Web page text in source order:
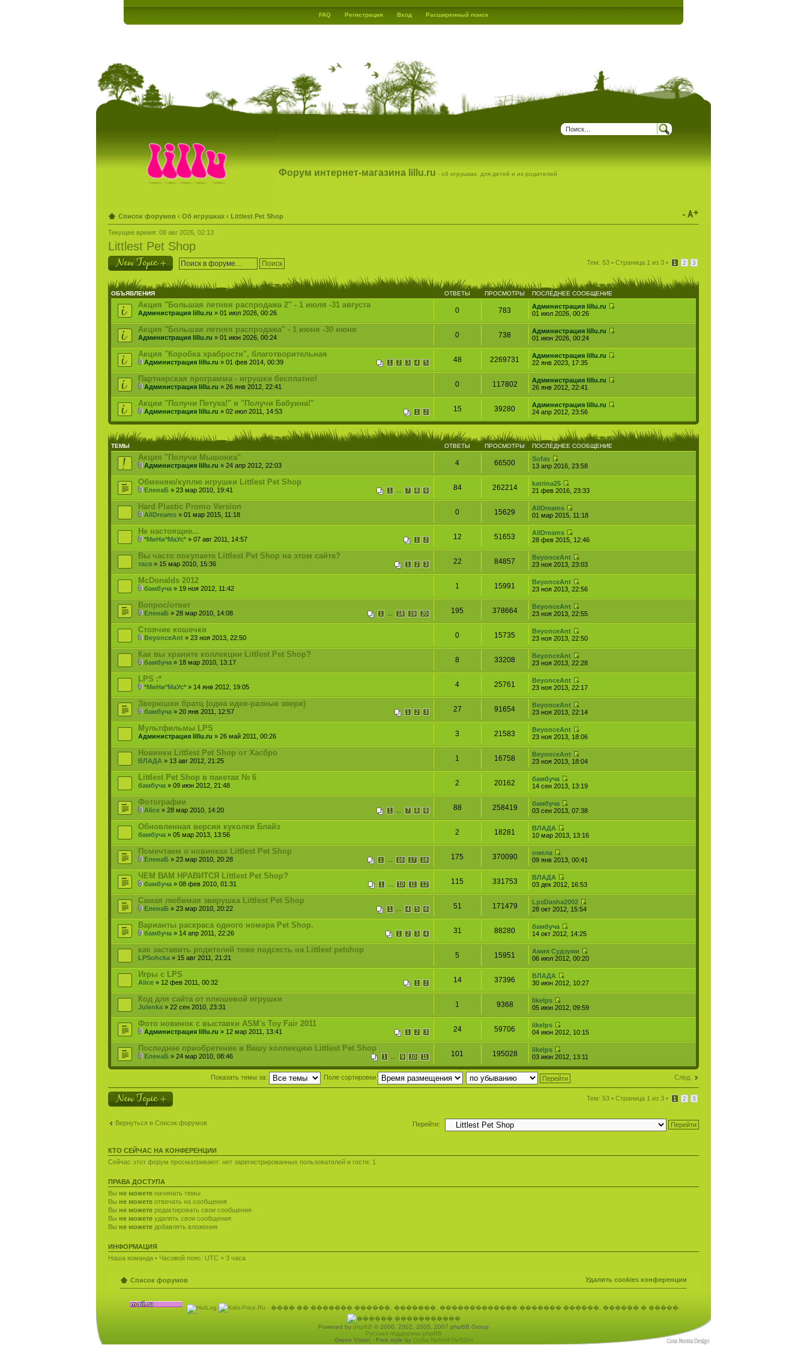
FAQ Регистрация Вход Расширенный поиск
Форум интернет-магазина lillu.ru - об игрушках, для детей и их родителей
Список форумов ‹ Об игрушках ‹ Littlest Pet Shop
Текущее время: 08 авг 2026, 02:13
Littlest Pet Shop
Новая тема Тем: 53 • Страница 1 из 3 • 1 2 3
ОБЪЯВЛЕНИЯ ОТВЕТЫ ПРОСМОТРЫ ПОСЛЕДНЕЕ СООБЩЕНИЕ
Акция "Большая летняя распродажа 2" - 1 июля -31 августа
Администрация lillu.ru » 01 июл 2026, 00:26 0 783
Администрация lillu.ru
01 июл 2026, 00:26
Акция "Большая летняя распродажа" - 1 июня -30 июня
Администрация lillu.ru » 01 июн 2026, 00:24 0 738
Администрация lillu.ru
01 июн 2026, 00:24
Акция "Коробка храбрости", благотворительная
1 2 3 4 5
Администрация lillu.ru » 01 фев 2014, 00:39 48 2269731
Администрация lillu.ru
22 янв 2023, 17:35
Партнерская программа - игрушки бесплатно!
Администрация lillu.ru » 26 янв 2012, 22:41 0 117802
Администрация lillu.ru
26 янв 2012, 22:41
Акции "Получи Петуха!" и "Получи Бабуина!"
1 2
Администрация lillu.ru » 02 июл 2011, 14:53 15 39280
Администрация lillu.ru
24 апр 2012, 23:56
ТЕМЫ ОТВЕТЫ ПРОСМОТРЫ ПОСЛЕДНЕЕ СООБЩЕНИЕ
Акция "Получи Мышонка"
Администрация lillu.ru » 24 апр 2012, 22:03 4 66500
Sofav
13 апр 2016, 23:58
Обменяю/куплю игрушки Littlest Pet Shop
1 7 8 9
ЕленаБ » 23 мар 2010, 19:41 84 262214
katrina25
21 фев 2016, 23:33
Hard Plastic Promo Version
AllDreams » 01 мар 2015, 11:18 0 15629
AllDreams
01 мар 2015, 11:18
Не настоящие...
1 2
*МиНи*МаУс* » 07 авг 2011, 14:57 12 51653
AllDreams
28 фев 2015, 12:46
Вы часто покупаете Littlest Pet Shop на этом сайте?
1 2 3
тася » 15 мар 2010, 15:36 22 84857
BeyonceAnt
23 ноя 2013, 23:03
McDonalds 2012
бамбуча » 19 ноя 2012, 11:42 1 15991
BeyonceAnt
23 ноя 2013, 22:56
Вопрос/ответ
1 18 19 20
ЕленаБ » 28 мар 2010, 14:08 195 378664
BeyonceAnt
23 ноя 2013, 22:55
Стоячие кошечки
BeyonceAnt » 23 ноя 2013, 22:50 0 15735
BeyonceAnt
23 ноя 2013, 22:50
Как вы храните коллекции Littlest Pet Shop?
бамбуча » 18 мар 2010, 13:17 8 33208
BeyonceAnt
23 ноя 2013, 22:28
LPS :*
*МиНи*МаУс* » 14 янв 2012, 19:05 4 25761
BeyonceAnt
23 ноя 2013, 22:17
Зверюшки братц (одна идея-разные звери)
1 2 3
бамбуча » 20 янв 2011, 12:57 27 91654
BeyonceAnt
23 ноя 2013, 22:14
Мультфильмы LPS
Администрация lillu.ru » 26 май 2011, 00:26 3 21583
BeyonceAnt
23 ноя 2013, 18:06
Новинки Littlest Pet Shop от Хасбро
ВЛАДА » 13 авг 2012, 21:25 1 16758
BeyonceAnt
23 ноя 2013, 18:04
Littlest Pet Shop в пакетах № 6
бамбуча » 09 июн 2012, 21:48 2 20162
бамбуча
14 сен 2013, 13:19
Фотографии
1 7 8 9
Alice » 28 мар 2010, 14:20 88 258419
бамбуча
03 сен 2013, 07:38
Обновленная версия куколки Блайз
бамбуча » 05 мар 2013, 13:56 2 18281
ВЛАДА
10 мар 2013, 13:16
Помечтаем о новинках Littlest Pet Shop
1 16 17 18
ЕленаБ » 23 мар 2010, 20:28 175 370090
омела
09 янв 2013, 00:41
ЧЕМ ВАМ НРАВИТСЯ Littlest Pet Shop?
1 10 11 12
бамбуча » 08 фев 2010, 01:31 115 331753
ВЛАДА
03 дек 2012, 16:53
Самая любимая зверушка Littlest Pet Shop
1 4 5 6
ЕленаБ » 23 мар 2010, 20:22 51 171479
LpsDasha2002
28 окт 2012, 15:54
Варианты раскраса одного номера Pet Shop.
1 2 3 4
бамбуча » 14 апр 2011, 22:26 31 88280
бамбуча
14 окт 2012, 14:25
как заставить родителей тоже подсесть на Littlest petshop
LPSohcka » 15 авг 2011, 21:21 5 15951
Амия Судзуми
06 июл 2012, 00:20
Игры с LPS
1 2
Alice » 12 фев 2011, 00:32 14 37396
ВЛАДА
30 июн 2012, 10:27
Код для сайта от плюшевой игрушки
Julenka » 22 сен 2010, 23:31 1 9368
likelps
05 июн 2012, 09:59
Фото новинок с выставки ASM's Toy Fair 2011
1 2 3
Администрация lillu.ru » 12 мар 2011, 13:41 24 59706
likelps
04 июн 2012, 10:15
Последнее приобретение в Вашу коллекцию Littlest Pet Shop
1 9 10 11
ЕленаБ » 24 мар 2010, 08:46 101 195028
likelps
03 июн 2012, 13:11
След.
Показать темы за: Поле сортировки
Новая тема Тем: 53 • Страница 1 из 3 • 1 2 3
Вернуться в Список форумов Перейти:
КТО СЕЙЧАС НА КОНФЕРЕНЦИИ
Сейчас этот форум просматривают: нет зарегистрированных пользователей и гости: 1
ПРАВА ДОСТУПА
Вы не можете начинать темы
Вы не можете отвечать на сообщения
Вы не можете редактировать свои сообщения
Вы не можете удалять свои сообщения
Вы не можете добавлять вложения
ИНФОРМАЦИЯ
Наша команда • Часовой пояс: UTC + 3 часа
Список форумов Удалить cookies конференции
Powered by phpBB © 2000, 2002, 2005, 2007 phpBB Group
Русская поддержка phpBB
Green Vision - Free style by CoSa NoStrA DeSiGn